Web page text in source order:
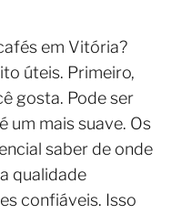
em Vitória?
úteis. Primeiro,
gosta. Pode ser
um mais suave. Os
saber de onde
qualidade
confiáveis. Isso